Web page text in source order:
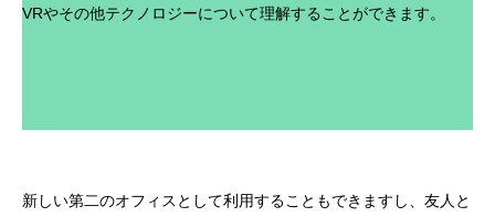
VRやその他テクノロジーについて理解することができます。
新しい第二のオフィスとして利用することもできますし、友人と